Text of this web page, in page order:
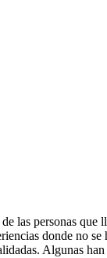
las personas que
donde no se
Algunas han